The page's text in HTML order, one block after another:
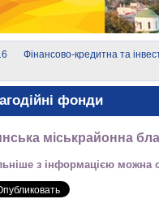
Фінансово-кредитна та
фонди
міськрайонна
з інформацією можна